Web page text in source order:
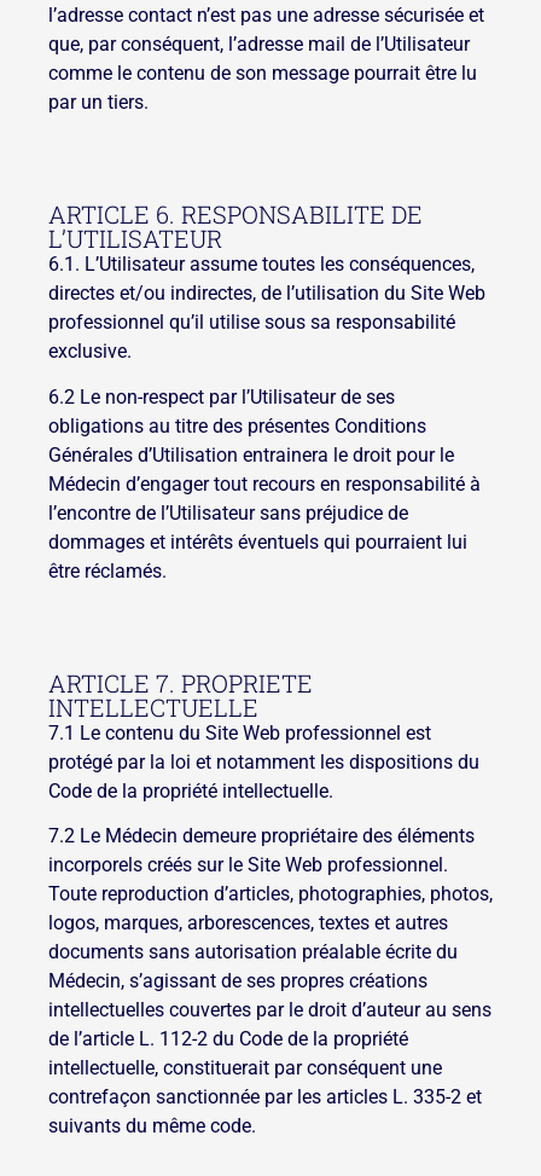
l’adresse contact n’est pas une adresse sécurisée et
que, par conséquent, l’adresse mail de l’Utilisateur
comme le contenu de son message pourrait être lu
par un tiers.
ARTICLE 6. RESPONSABILITE DE
L’UTILISATEUR
6.1. L’Utilisateur assume toutes les conséquences,
directes et/ou indirectes, de l’utilisation du Site Web
professionnel qu’il utilise sous sa responsabilité
exclusive.
6.2 Le non-respect par l’Utilisateur de ses
obligations au titre des présentes Conditions
Générales d’Utilisation entrainera le droit pour le
Médecin d’engager tout recours en responsabilité à
l’encontre de l’Utilisateur sans préjudice de
dommages et intérêts éventuels qui pourraient lui
être réclamés.
ARTICLE 7. PROPRIETE
INTELLECTUELLE
7.1 Le contenu du Site Web professionnel est
protégé par la loi et notamment les dispositions du
Code de la propriété intellectuelle.
7.2 Le Médecin demeure propriétaire des éléments
incorporels créés sur le Site Web professionnel.
Toute reproduction d’articles, photographies, photos,
logos, marques, arborescences, textes et autres
documents sans autorisation préalable écrite du
Médecin, s’agissant de ses propres créations
intellectuelles couvertes par le droit d’auteur au sens
de l’article L. 112-2 du Code de la propriété
intellectuelle, constituerait par conséquent une
contrefaçon sanctionnée par les articles L. 335-2 et
suivants du même code.